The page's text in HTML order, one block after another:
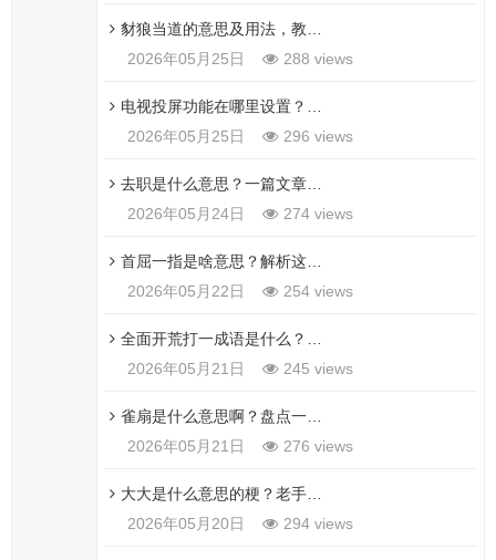
豺狼当道的意思及用法，教你如何正确使用这个成语！
2026年05月25日
288 views
电视投屏功能在哪里设置？找不到投屏入口看这篇就够了！
2026年05月25日
296 views
去职是什么意思？一篇文章教你区分辞职离职和去职
2026年05月24日
274 views
首屈一指是啥意思？解析这个成语背后的深刻含义！
2026年05月22日
254 views
全面开荒打一成语是什么？这个谜题答案其实很简单
2026年05月21日
245 views
雀扇是什么意思啊？盘点一下那些你不知道的含义
2026年05月21日
276 views
大大是什么意思的梗？老手教你如何正确使用它
2026年05月20日
294 views